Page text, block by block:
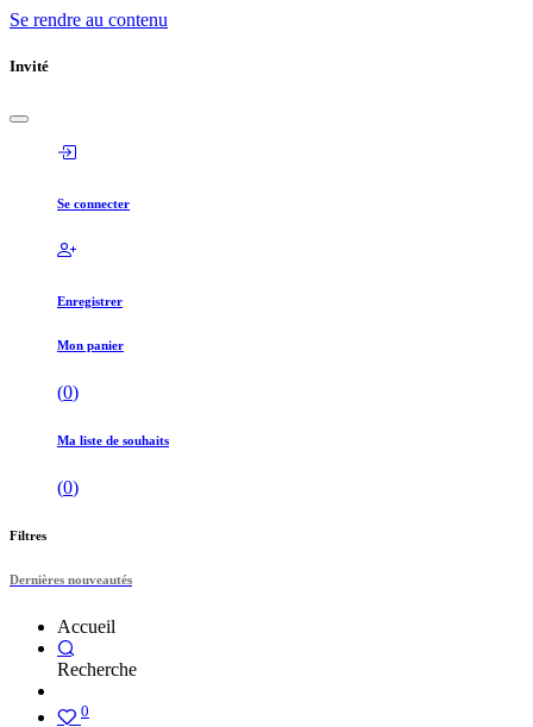
Se rendre au contenu
Invité
Se connecter
Enregistrer
Mon panier
(0)
Ma liste de souhaits
(0)
Filtres
Dernières nouveautés
Accueil
Recherche
0